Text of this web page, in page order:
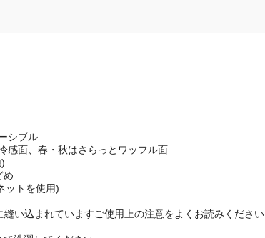
シブル
感面、春・秋はさらっとワッフル面
)
め